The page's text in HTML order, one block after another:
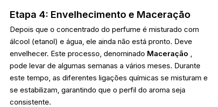
Etapa 4: Envelhecimento e Maceração
Depois que o concentrado do perfume é misturado com
álcool (etanol) e água, ele ainda não está pronto. Deve
envelhecer. Este processo, denominado Maceração ,
pode levar de algumas semanas a vários meses. Durante
este tempo, as diferentes ligações químicas se misturam e
se estabilizam, garantindo que o perfil do aroma seja
consistente.